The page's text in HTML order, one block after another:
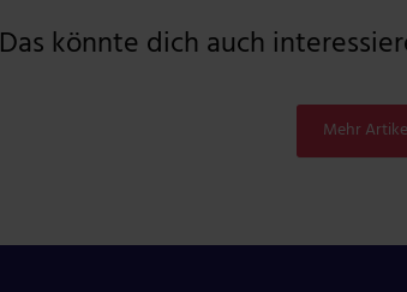
Das könnte dich auch
Mehr